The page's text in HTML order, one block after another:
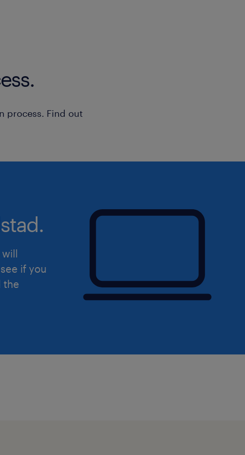
teruglevering energie). Dit maakt het
Je komt terecht in een maatschappelijk
gezellige sfeer waar een sterke
centraal staat. Iedereen krijgt hier de
en professioneel te
process. Find out
will
if you
the